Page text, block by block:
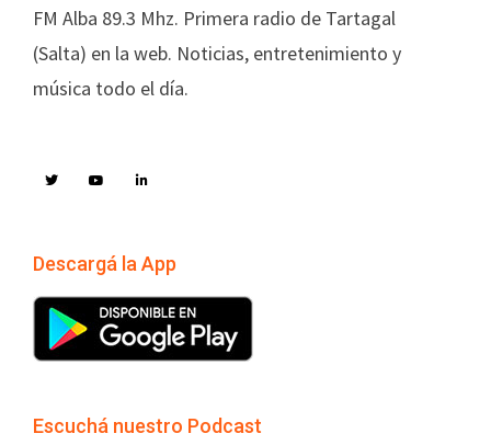
FM Alba 89.3 Mhz. Primera radio de Tartagal
(Salta) en la web. Noticias, entretenimiento y
música todo el día.
Descargá la App
Escuchá nuestro Podcast